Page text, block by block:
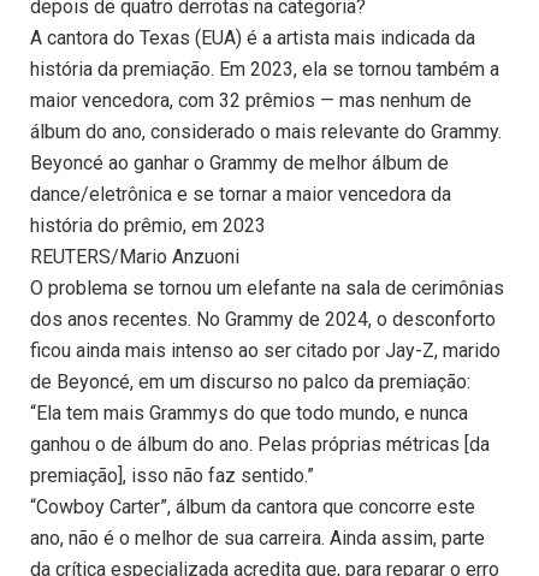
depois de quatro derrotas na categoria?
A cantora do Texas (EUA) é a artista mais indicada da
história da premiação. Em 2023, ela se tornou também a
maior vencedora, com 32 prêmios — mas nenhum de
álbum do ano, considerado o mais relevante do Grammy.
Beyoncé ao ganhar o Grammy de melhor álbum de
dance/eletrônica e se tornar a maior vencedora da
história do prêmio, em 2023
REUTERS/Mario Anzuoni
O problema se tornou um elefante na sala de cerimônias
dos anos recentes. No Grammy de 2024, o desconforto
ficou ainda mais intenso ao ser citado por Jay-Z, marido
de Beyoncé, em um discurso no palco da premiação:
“Ela tem mais Grammys do que todo mundo, e nunca
ganhou o de álbum do ano. Pelas próprias métricas [da
premiação], isso não faz sentido.”
“Cowboy Carter”, álbum da cantora que concorre este
ano, não é o melhor de sua carreira. Ainda assim, parte
da crítica especializada acredita que, para reparar o erro